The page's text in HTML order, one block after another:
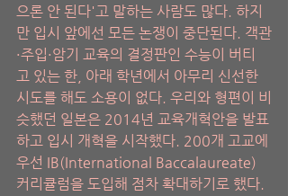
으론 안 된다'고 말하는 사람도 많다. 하지
만 입시 앞에선 모든 논쟁이 중단된다. 객관
·주입·암기 교육의 결정판인 수능이 버티
고 있는 한, 아래 학년에서 아무리 신선한
시도를 해도 소용이 없다. 우리와 형편이 비
슷했던 일본은 2014년 교육개혁안을 발표
하고 입시 개혁을 시작했다. 200개 고교에
우선 IB(International Baccalaureate)
커리큘럼을 도입해 점차 확대하기로 했다.